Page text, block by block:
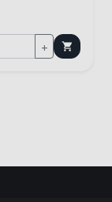
+ shopping_cart